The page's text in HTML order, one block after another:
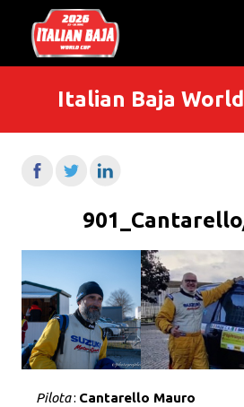
Italian Baja
Pilota: Cantarello Mauro